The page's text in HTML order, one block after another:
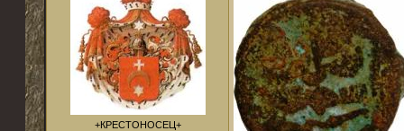
+КРЕСТОНОСЕЦ+